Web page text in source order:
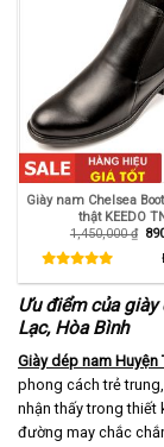
Giày nam Chelsea
thật KEEDO
1,450,000₫ Giá
Ưu điểm của giày
Lạc, Hòa Bình
Giày dép nam Huyện
phong cách trẻ
nhận thấy trong thiết
đường may chắc